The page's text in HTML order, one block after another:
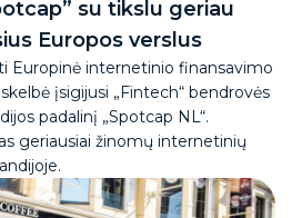
su tikslu geriau
Europos verslus
Europinė internetinio finansavimo
įsigijusi „Fintech“ bendrovės
padalinį „Spotcap NL“.
geriausiai žinomų internetinių